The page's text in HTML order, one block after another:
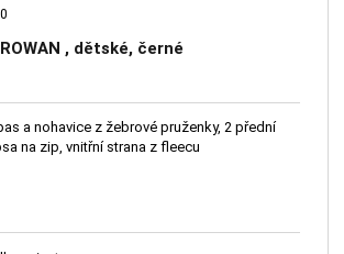
, dětské, černé
a nohavice z žebrové pruženky, 2 přední
na zip, vnitřní strana z fleecu